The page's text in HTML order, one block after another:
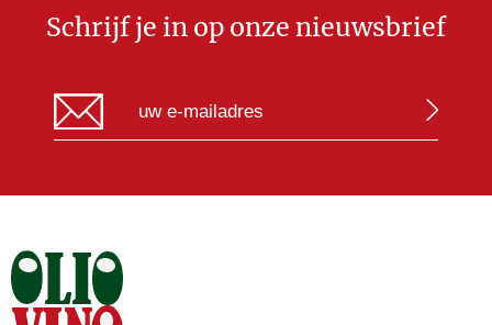
Schrijf je in op onze nieuwsbrief